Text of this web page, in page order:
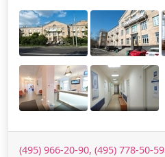
(495) 966-20-90, (495) 778-50-59